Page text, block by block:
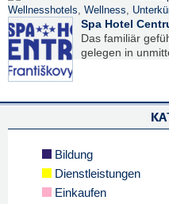
Wellnesshotels, Wellness,
Spa Hotel
Das familiär
gelegen in
Bildung
Dienstleistungen
Einkaufen